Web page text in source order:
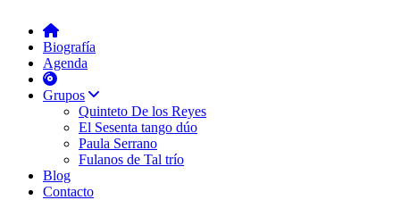
Biografía
Agenda
Grupos
Quinteto De los Reyes
El Sesenta tango dúo
Paula Serrano
Fulanos de Tal trío
Blog
Contacto